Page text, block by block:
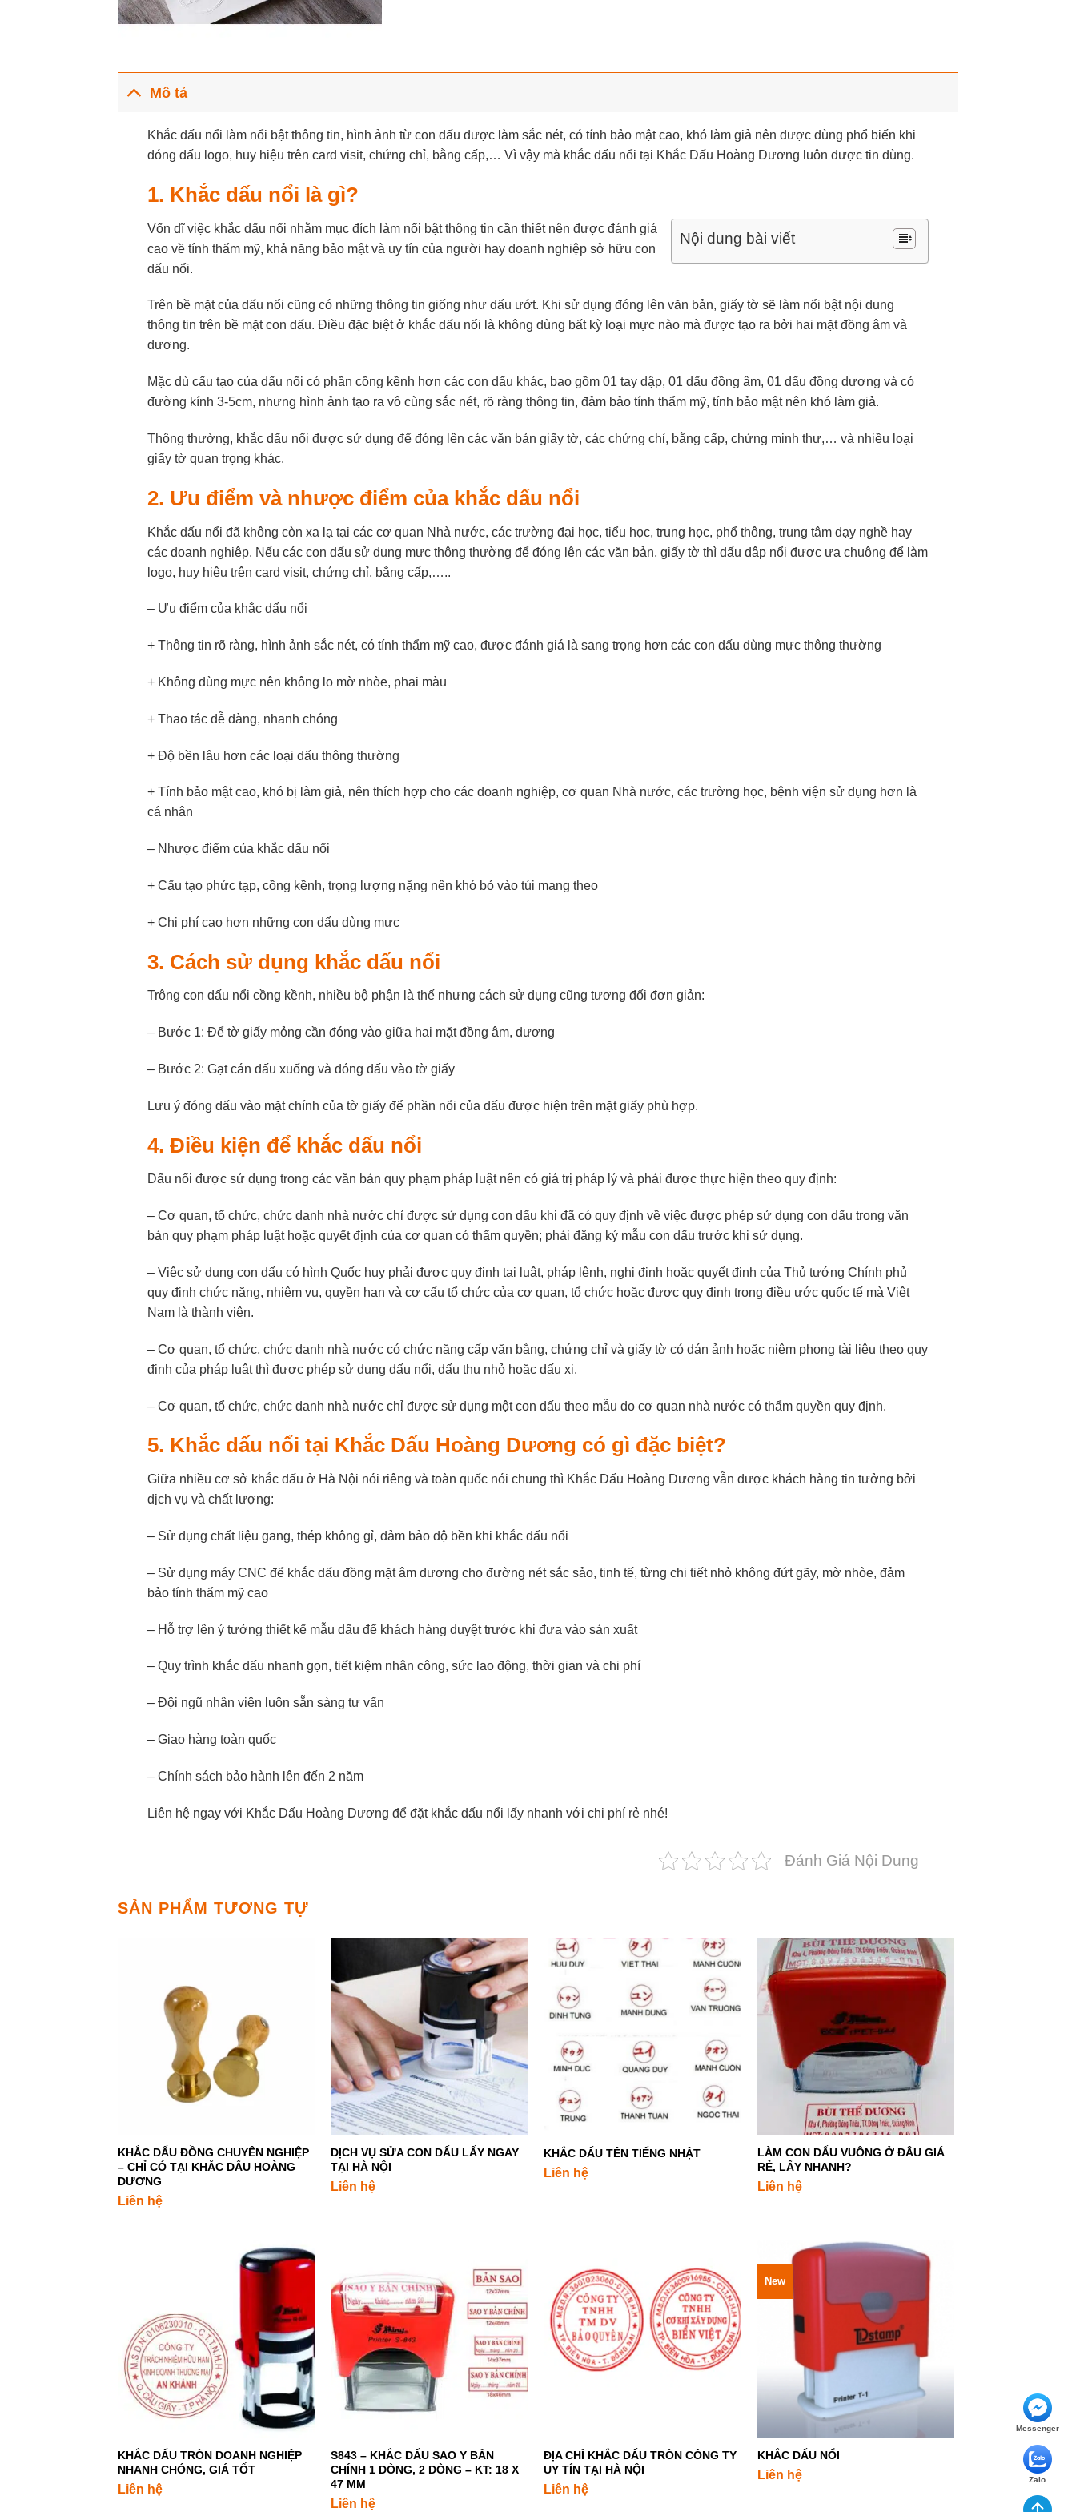
Mô tả
Khắc dấu nổi làm nổi bật thông tin, hình ảnh từ con dấu được làm sắc nét, có tính bảo mật cao, khó làm giả nên được dùng phổ biến khi
đóng dấu logo, huy hiệu trên card visit, chứng chỉ, bằng cấp,… Vì vậy mà khắc dấu nổi tại Khắc Dấu Hoàng Dương luôn được tin dùng.
1. Khắc dấu nổi là gì?
Nội dung bài viết
Vốn dĩ việc khắc dấu nổi nhằm mục đích làm nổi bật thông tin cần thiết nên được đánh giá
cao về tính thẩm mỹ, khả năng bảo mật và uy tín của người hay doanh nghiệp sở hữu con
dấu nổi.
Trên bề mặt của dấu nổi cũng có những thông tin giống như dấu ướt. Khi sử dụng đóng lên văn bản, giấy tờ sẽ làm nổi bật nội dung
thông tin trên bề mặt con dấu. Điều đặc biệt ở khắc dấu nổi là không dùng bất kỳ loại mực nào mà được tạo ra bởi hai mặt đồng âm và
dương.
Mặc dù cấu tạo của dấu nổi có phần cồng kềnh hơn các con dấu khác, bao gồm 01 tay dập, 01 dấu đồng âm, 01 dấu đồng dương và có
đường kính 3-5cm, nhưng hình ảnh tạo ra vô cùng sắc nét, rõ ràng thông tin, đảm bảo tính thẩm mỹ, tính bảo mật nên khó làm giả.
Thông thường, khắc dấu nổi được sử dụng để đóng lên các văn bản giấy tờ, các chứng chỉ, bằng cấp, chứng minh thư,… và nhiều loại
giấy tờ quan trọng khác.
2. Ưu điểm và nhược điểm của khắc dấu nổi
Khắc dấu nổi đã không còn xa lạ tại các cơ quan Nhà nước, các trường đại học, tiểu học, trung học, phổ thông, trung tâm dạy nghề hay
các doanh nghiệp. Nếu các con dấu sử dụng mực thông thường để đóng lên các văn bản, giấy tờ thì dấu dập nổi được ưa chuộng để làm
logo, huy hiệu trên card visit, chứng chỉ, bằng cấp,…..
– Ưu điểm của khắc dấu nổi
+ Thông tin rõ ràng, hình ảnh sắc nét, có tính thẩm mỹ cao, được đánh giá là sang trọng hơn các con dấu dùng mực thông thường
+ Không dùng mực nên không lo mờ nhòe, phai màu
+ Thao tác dễ dàng, nhanh chóng
+ Độ bền lâu hơn các loại dấu thông thường
+ Tính bảo mật cao, khó bị làm giả, nên thích hợp cho các doanh nghiệp, cơ quan Nhà nước, các trường học, bệnh viện sử dụng hơn là
cá nhân
– Nhược điểm của khắc dấu nổi
+ Cấu tạo phức tạp, cồng kềnh, trọng lượng nặng nên khó bỏ vào túi mang theo
+ Chi phí cao hơn những con dấu dùng mực
3. Cách sử dụng khắc dấu nổi
Trông con dấu nổi cồng kềnh, nhiều bộ phận là thế nhưng cách sử dụng cũng tương đối đơn giản:
– Bước 1: Để tờ giấy mỏng cần đóng vào giữa hai mặt đồng âm, dương
– Bước 2: Gạt cán dấu xuống và đóng dấu vào tờ giấy
Lưu ý đóng dấu vào mặt chính của tờ giấy để phần nổi của dấu được hiện trên mặt giấy phù hợp.
4. Điều kiện để khắc dấu nổi
Dấu nổi được sử dụng trong các văn bản quy phạm pháp luật nên có giá trị pháp lý và phải được thực hiện theo quy định:
– Cơ quan, tổ chức, chức danh nhà nước chỉ được sử dụng con dấu khi đã có quy định về việc được phép sử dụng con dấu trong văn
bản quy phạm pháp luật hoặc quyết định của cơ quan có thẩm quyền; phải đăng ký mẫu con dấu trước khi sử dụng.
– Việc sử dụng con dấu có hình Quốc huy phải được quy định tại luật, pháp lệnh, nghị định hoặc quyết định của Thủ tướng Chính phủ
quy định chức năng, nhiệm vụ, quyền hạn và cơ cấu tổ chức của cơ quan, tổ chức hoặc được quy định trong điều ước quốc tế mà Việt
Nam là thành viên.
– Cơ quan, tổ chức, chức danh nhà nước có chức năng cấp văn bằng, chứng chỉ và giấy tờ có dán ảnh hoặc niêm phong tài liệu theo quy
định của pháp luật thì được phép sử dụng dấu nổi, dấu thu nhỏ hoặc dấu xi.
– Cơ quan, tổ chức, chức danh nhà nước chỉ được sử dụng một con dấu theo mẫu do cơ quan nhà nước có thẩm quyền quy định.
5. Khắc dấu nổi tại Khắc Dấu Hoàng Dương có gì đặc biệt?
Giữa nhiều cơ sở khắc dấu ở Hà Nội nói riêng và toàn quốc nói chung thì Khắc Dấu Hoàng Dương vẫn được khách hàng tin tưởng bởi
dịch vụ và chất lượng:
– Sử dụng chất liệu gang, thép không gỉ, đảm bảo độ bền khi khắc dấu nổi
– Sử dụng máy CNC để khắc dấu đồng mặt âm dương cho đường nét sắc sảo, tinh tế, từng chi tiết nhỏ không đứt gãy, mờ nhòe, đảm
bảo tính thẩm mỹ cao
– Hỗ trợ lên ý tưởng thiết kế mẫu dấu để khách hàng duyệt trước khi đưa vào sản xuất
– Quy trình khắc dấu nhanh gọn, tiết kiệm nhân công, sức lao động, thời gian và chi phí
– Đội ngũ nhân viên luôn sẵn sàng tư vấn
– Giao hàng toàn quốc
– Chính sách bảo hành lên đến 2 năm
Liên hệ ngay với Khắc Dấu Hoàng Dương để đặt khắc dấu nổi lấy nhanh với chi phí rẻ nhé!
Đánh Giá Nội Dung
SẢN PHẨM TƯƠNG TỰ
KHẮC DẤU ĐỒNG CHUYÊN NGHIỆP
– CHỈ CÓ TẠI KHẮC DẤU HOÀNG
DƯƠNG
Liên hệ
+
DỊCH VỤ SỬA CON DẤU LẤY NGAY
TẠI HÀ NỘI
Liên hệ
+
KHẮC DẤU TÊN TIẾNG NHẬT
Liên hệ
LÀM CON DẤU VUÔNG Ở ĐÂU GIÁ
RẺ, LẤY NHANH?
Liên hệ
KHẮC DẤU TRÒN DOANH NGHIỆP
NHANH CHÓNG, GIÁ TỐT
Liên hệ
S843 – KHẮC DẤU SAO Y BẢN
CHÍNH 1 DÒNG, 2 DÒNG – KT: 18 X
47 MM
Liên hệ
ĐỊA CHỈ KHẮC DẤU TRÒN CÔNG TY
UY TÍN TẠI HÀ NỘI
Liên hệ
New
KHẮC DẤU NỔI
Liên hệ
Messenger
Zalo